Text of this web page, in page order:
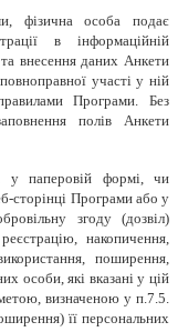
фізична особа подає
в інформаційній
внесення даних Анкети
участі у ній
Програми. Без
полів Анкети
у паперовій формі, чи
сторінці Програми або у
згоду (дозвіл)
накопичення,
поширення,
особи, які вказані у цій
визначеною у п.7.5.
її персональних